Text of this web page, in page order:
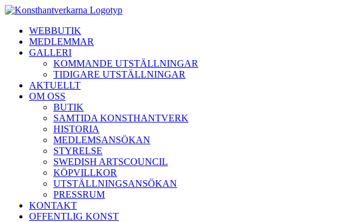
Fortsätt
innehålletWEBBUTIK
MEDLEMMAR
GALLERI
KOMMANDE UTSTÄLLNINGAR
TIDIGARE UTSTÄLLNINGAR
AKTUELLT
OM OSS
BUTIK
SAMTIDA KONSTHANTVERK
HISTORIA
MEDLEMSANSÖKAN
STYRELSE
SWEDISH ARTSCOUNCIL
KÖPVILLKOR
UTSTÄLLNINGSANSÖKAN
PRESSRUM
KONTAKT
OFFENTLIG KONST